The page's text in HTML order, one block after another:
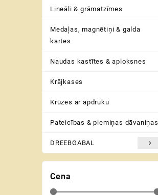
Lineāli & grāmatzīmes
Medaļas, magnētiņi & galda
kartes
Naudas kastītes & aploksnes
Krājkases
Krūzes ar apdruku
Pateicības & piemiņas dāvaniņas
DREEBGABAL
Cena